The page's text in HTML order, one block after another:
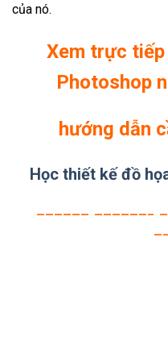
của nó.
Xem trực
Photoshop
hướng dẫn
Học thiết kế đồ
—————— ——————–